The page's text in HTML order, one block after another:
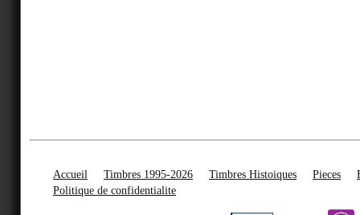
Accueil Timbres 1995-2026 Timbres Histoiques Pieces
Politique de confidentialite